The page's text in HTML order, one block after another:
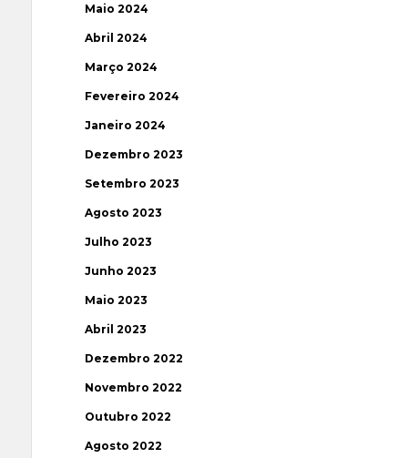
Maio 2024
Abril 2024
Março 2024
Fevereiro 2024
Janeiro 2024
Dezembro 2023
Setembro 2023
Agosto 2023
Julho 2023
Junho 2023
Maio 2023
Abril 2023
Dezembro 2022
Novembro 2022
Outubro 2022
Agosto 2022